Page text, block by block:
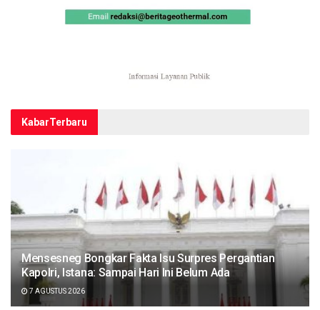
KabarTerbaru
Mensesneg Bongkar Fakta Isu Surpres Pergantian
Kapolri, Istana: Sampai Hari Ini Belum Ada
7 AGUSTUS 2026